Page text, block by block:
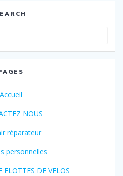
:
Accueil
NOUS
réparateur
personnelles
FLOTTES DE VELOS